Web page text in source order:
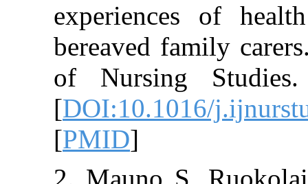
experiences
bereaved
of Nursing
[DOI:10.1016/
[